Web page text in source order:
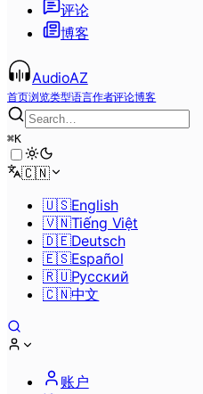
评论
博客
AudioAZ
首页浏览类型语言作者评论博客
⌘K
🇨🇳
🇺🇸English
🇻🇳Tiếng Việt
🇩🇪Deutsch
🇪🇸Español
🇷🇺Pусский
🇨🇳中文
账户